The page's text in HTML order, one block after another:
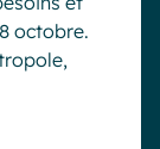
octobre.